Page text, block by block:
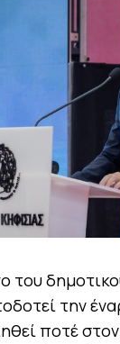
του
την
ποτέ